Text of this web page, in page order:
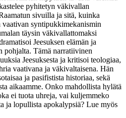
pyhitetyn väkivallan
sivuilla ja sitä, kuinka
syntipukkimekanismin
täysin väkivallattomaksi
Jeesuksen elämän ja
pohjalta. Tämä narratiivinen
Jeesuksesta ja kritisoi teologiaa,
vaativana ja väkivaltaisena. Hän
ja pasifistista historiaa, sekä
aikaamme. Onko mahdollista hylätä
ei tuota uhreja, vai kuljemmeko
ja lopullista apokalypsiä? Lue myös